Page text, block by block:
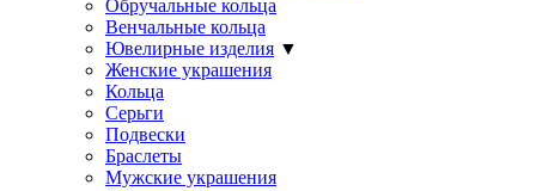
Обручальные кольца
Венчальные кольца
Ювелирные изделия ▼
Женские украшения
Кольца
Серьги
Подвески
Браслеты
Мужские украшения